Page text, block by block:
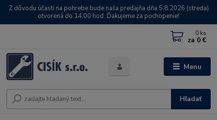
Z dôvodu účasti na pohrebe bude naša predajňa dňa 5.8.2026 (streda)
otvorená do 14:00 hod. Ďakujeme za pochopenie!
Menu
Hľadať
0 ks
za 0 €